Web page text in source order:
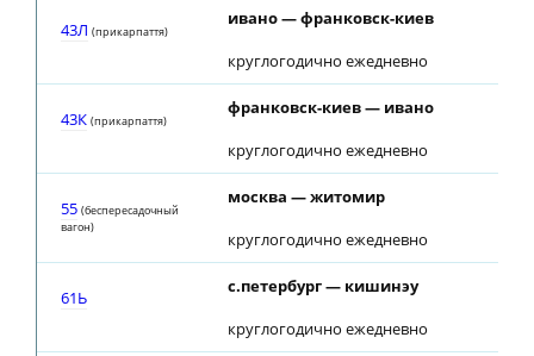
43Л (прикарпаття)
ивано — франковск-киев
круглогодично ежедневно
43К (прикарпаття)
франковск-киев — ивано
круглогодично ежедневно
55 (беспересадочный
вагон)
москва — житомир
круглогодично ежедневно
61Ь
с.петербург — кишинэу
круглогодично ежедневно